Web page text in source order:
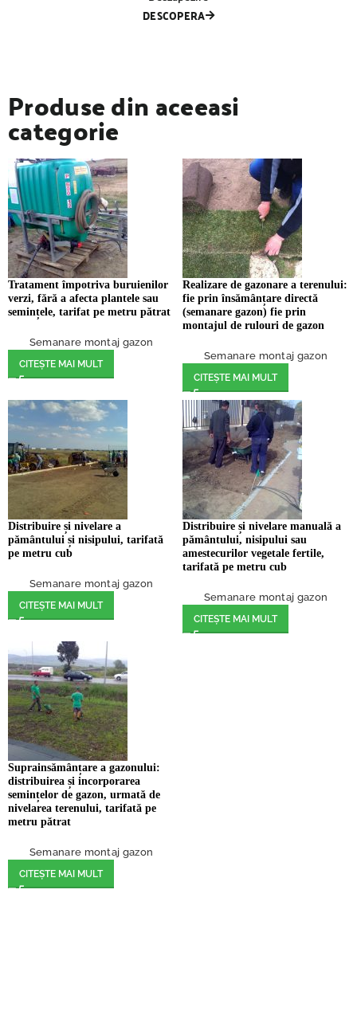
DESCOPERA
Produse din aceeasi
categorie
Tratament împotriva buruienilor
verzi, fără a afecta plantele sau
semințele, tarifat pe metru pătrat
Semanare montaj gazon
CITEȘTE MAI MULT
Realizare de gazonare a terenului:
fie prin însămânțare directă
(semanare gazon) fie prin
montajul de rulouri de gazon
Semanare montaj gazon
CITEȘTE MAI MULT
Distribuire și nivelare a
pământului și nisipului, tarifată
pe metru cub
Semanare montaj gazon
CITEȘTE MAI MULT
Distribuire și nivelare manuală a
pământului, nisipului sau
amestecurilor vegetale fertile,
tarifată pe metru cub
Semanare montaj gazon
CITEȘTE MAI MULT
Suprainsămânțare a gazonului:
distribuirea și incorporarea
semințelor de gazon, urmată de
nivelarea terenului, tarifată pe
metru pătrat
Semanare montaj gazon
CITEȘTE MAI MULT